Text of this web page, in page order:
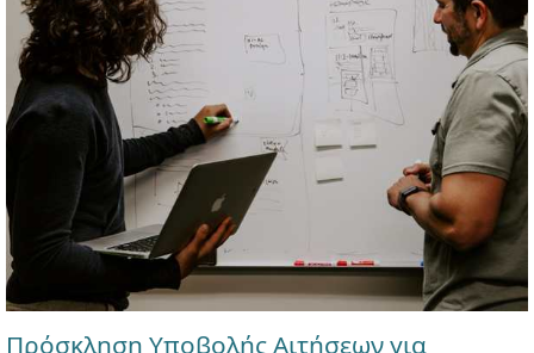
Πρόσκληση Υποβολής Αιτήσεων για